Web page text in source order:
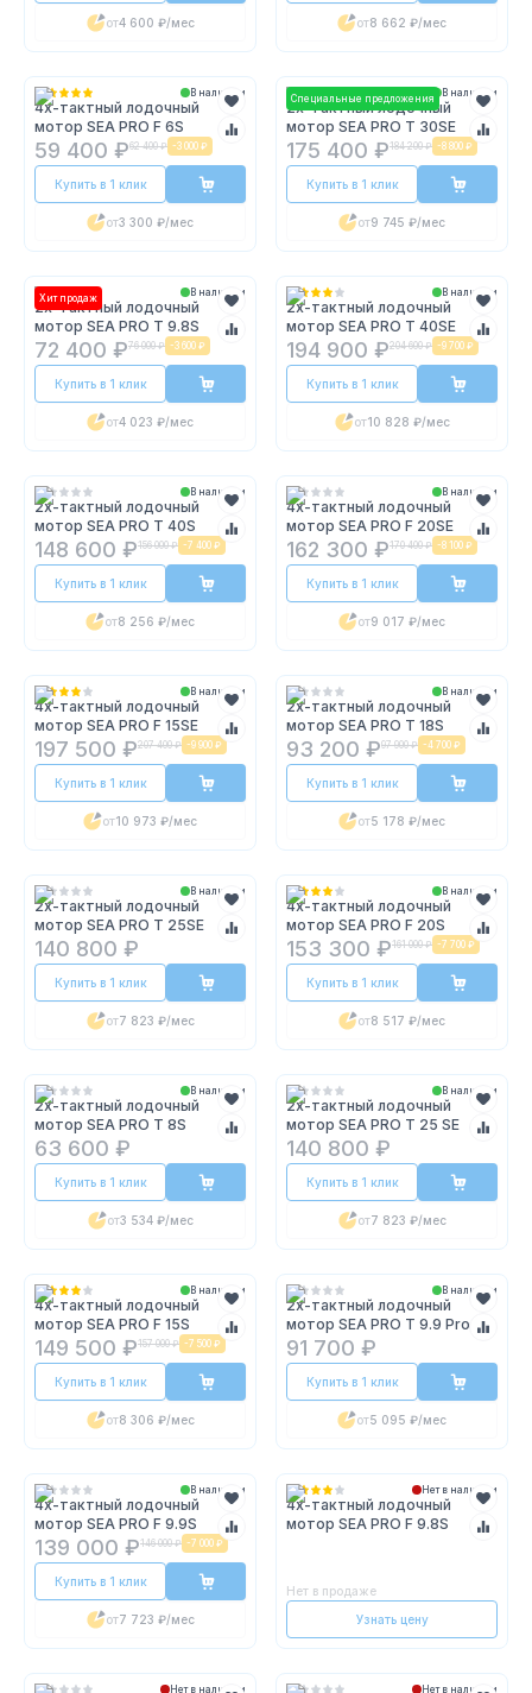
от4 600 ₽/мес от8 662 ₽/мес
В наличии
4х-тактный лодочный
мотор SEA PRO F 6S
59 400 ₽62 400 ₽ -3 000 ₽
Купить в 1 клик
от3 300 ₽/мес
Специальные предложения В наличии
2х-тактный лодочный
мотор SEA PRO T 30SE
175 400 ₽184 200 ₽ -8 800 ₽
Купить в 1 клик
от9 745 ₽/мес
Хит продаж В наличии
2х-тактный лодочный
мотор SEA PRO T 9.8S
72 400 ₽76 000 ₽ -3 600 ₽
Купить в 1 клик
от4 023 ₽/мес
В наличии
2х-тактный лодочный
мотор SEA PRO T 40SE
194 900 ₽204 600 ₽ -9 700 ₽
Купить в 1 клик
от10 828 ₽/мес
В наличии
2х-тактный лодочный
мотор SEA PRO T 40S
148 600 ₽156 000 ₽ -7 400 ₽
Купить в 1 клик
от8 256 ₽/мес
В наличии
4х-тактный лодочный
мотор SEA PRO F 20SE
162 300 ₽170 400 ₽ -8 100 ₽
Купить в 1 клик
от9 017 ₽/мес
В наличии
4х-тактный лодочный
мотор SEA PRO F 15SE
197 500 ₽207 400 ₽ -9 900 ₽
Купить в 1 клик
от10 973 ₽/мес
В наличии
2х-тактный лодочный
мотор SEA PRO T 18S
93 200 ₽97 900 ₽ -4 700 ₽
Купить в 1 клик
от5 178 ₽/мес
В наличии
2х-тактный лодочный
мотор SEA PRO T 25SE
140 800 ₽
Купить в 1 клик
от7 823 ₽/мес
В наличии
4х-тактный лодочный
мотор SEA PRO F 20S
153 300 ₽161 000 ₽ -7 700 ₽
Купить в 1 клик
от8 517 ₽/мес
В наличии
2х-тактный лодочный
мотор SEA PRO T 8S
63 600 ₽
Купить в 1 клик
от3 534 ₽/мес
В наличии
2х-тактный лодочный
мотор SEA PRO T 25 SE
140 800 ₽
Купить в 1 клик
от7 823 ₽/мес
В наличии
4х-тактный лодочный
мотор SEA PRO F 15S
149 500 ₽157 000 ₽ -7 500 ₽
Купить в 1 клик
от8 306 ₽/мес
В наличии
2х-тактный лодочный
мотор SEA PRO T 9.9 Pro
91 700 ₽
Купить в 1 клик
от5 095 ₽/мес
В наличии
4х-тактный лодочный
мотор SEA PRO F 9.9S
139 000 ₽146 000 ₽ -7 000 ₽
Купить в 1 клик
от7 723 ₽/мес
Нет в наличии
4х-тактный лодочный
мотор SEA PRO F 9.8S
Нет в продаже
Узнать цену
Нет в наличии Нет в наличии